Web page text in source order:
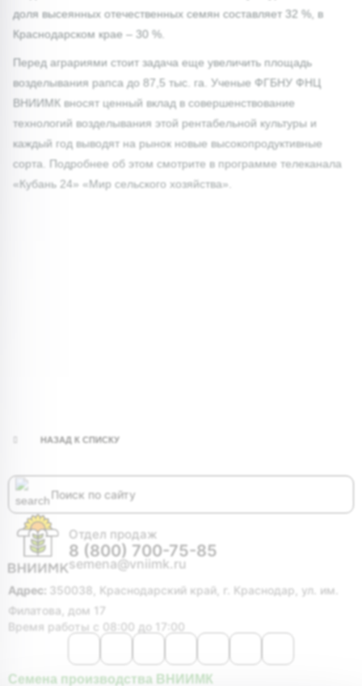
доля высеянных отечественных семян составляет 32 %, в
Краснодарском крае – 30 %.
Перед аграриями стоит задача еще увеличить площадь
возделывания рапса до 87,5 тыс. га. Ученые ФГБНУ ФНЦ
ВНИИМК вносят ценный вклад в совершенствование
технологий возделывания этой рентабельной культуры и
каждый год выводят на рынок новые высокопродуктивные
сорта. Подробнее об этом смотрите в программе телеканала
«Кубань 24» «Мир сельского хозяйства».
НАЗАД К СПИСКУ
Отдел продаж
8 (800) 700-75-85
semena@vniimk.ru
Адрес:
350038, Краснодарский край, г. Краснодар, ул. им.
Филатова, дом 17
Время работы с 08:00 до 17:00
Семена производства ВНИИМК